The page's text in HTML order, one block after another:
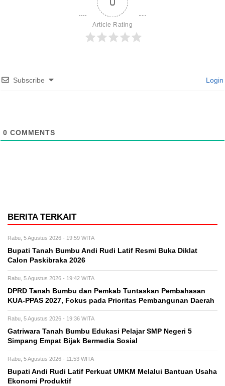
Article Rating
Subscribe Login
0 COMMENTS
BERITA TERKAIT
Rabu, 5 Agustus 2026 - 19:59 WITA
Bupati Tanah Bumbu Andi Rudi Latif Resmi Buka Diklat
Calon Paskibraka 2026
Rabu, 5 Agustus 2026 - 19:42 WITA
DPRD Tanah Bumbu dan Pemkab Tuntaskan Pembahasan
KUA-PPAS 2027, Fokus pada Prioritas Pembangunan Daerah
Rabu, 5 Agustus 2026 - 19:36 WITA
Gatriwara Tanah Bumbu Edukasi Pelajar SMP Negeri 5
Simpang Empat Bijak Bermedia Sosial
Rabu, 5 Agustus 2026 - 11:53 WITA
Bupati Andi Rudi Latif Perkuat UMKM Melalui Bantuan Usaha
Ekonomi Produktif